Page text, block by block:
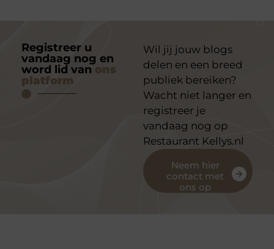
Registreer u
vandaag nog en
word lid van
platform
Wil jij jouw blogs
delen en een breed
publiek bereiken?
Wacht niet langer en
registreer je
vandaag nog op
Restaurant Kellys.nl
Neem hier
contact met
ons op